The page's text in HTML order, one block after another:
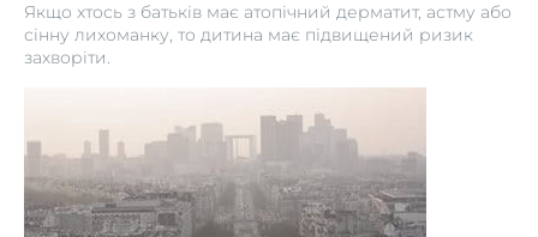
Якщо хтось з батьків має атопічний дерматит, астму або
сінну лихоманку, то дитина має підвищений ризик
захворіти.